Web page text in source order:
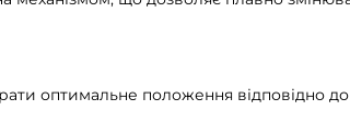
оптимальне положення відповідно